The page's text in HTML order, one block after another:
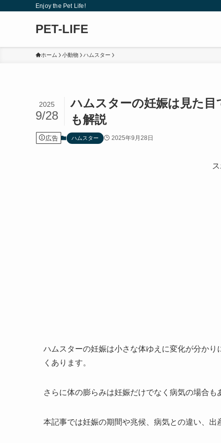
Enjoy the Pet Life!
PET-LIFE
ホーム 小動物 ハムスター
ハムスターの妊娠は見た
も解説
2025
9/28
広告 ハムスター 2025年9月28日
ハムスターの妊娠は小さな体ゆえに変化が分か
くあります。
さらに体の膨らみは妊娠だけでなく病気の場合
本記事では妊娠の期間や兆候、病気との違い、